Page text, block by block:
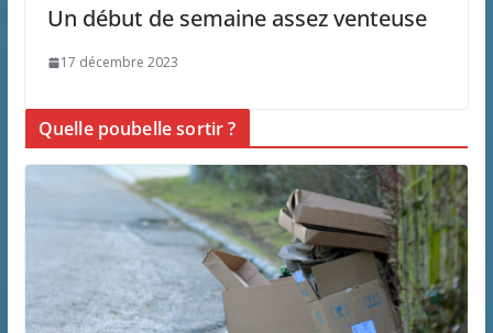
Un début de semaine assez venteuse
17 décembre 2023
Quelle poubelle sortir ?